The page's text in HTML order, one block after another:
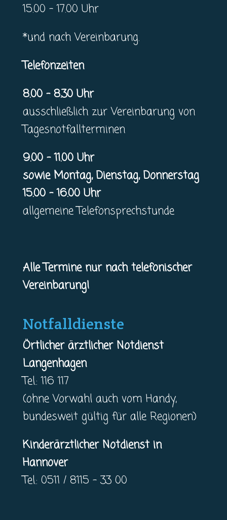
15.00 – 17.00 Uhr
*und nach Vereinbarung.
Telefonzeiten
8.00 – 8.30 Uhr
ausschließlich zur Vereinbarung von
Tagesnotfallterminen
9.00 – 11.00 Uhr
sowie Montag, Dienstag, Donnerstag
15.00 – 16.00 Uhr
allgemeine Telefonsprechstunde
Alle Termine nur nach telefonischer
Vereinbarung!
Notfalldienste
Örtlicher ärztlicher Notdienst
Langenhagen
Tel.: 116 117
(ohne Vorwahl auch vom Handy,
bundesweit gültig für alle Regionen)
Kinderärztlicher Notdienst in
Hannover
Tel.: 0511 / 8115 – 33 00